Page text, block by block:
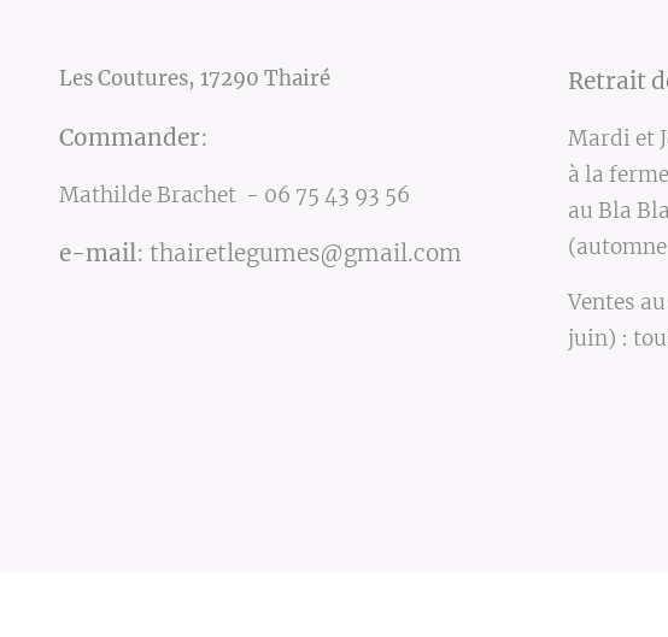
Les Coutures, 17290 Thairé
Commander:
Mathilde Brachet - 06 75 43 93 56
e-mail: thairetlegumes@gmail.com
Retrait
Mardi et
à la
au Bla
Ventes
juin) :